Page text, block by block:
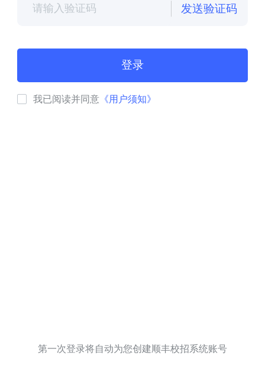
发送验证码
登录
我已阅读并同意 《用户须知》
第一次登录将自动为您创建顺丰校招系统账号